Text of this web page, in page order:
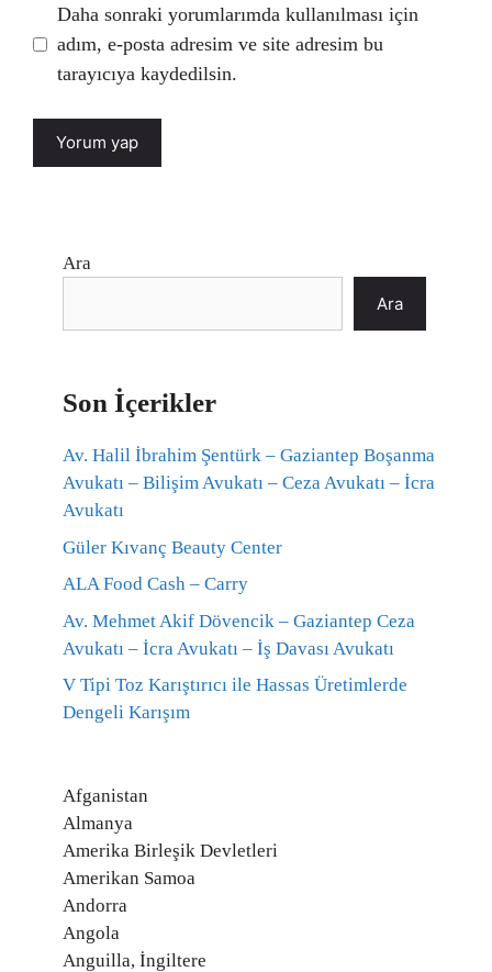
Daha sonraki yorumlarımda kullanılması için
adım, e-posta adresim ve site adresim bu
tarayıcıya kaydedilsin.
Ara
Ara
Son İçerikler
Av. Halil İbrahim Şentürk – Gaziantep Boşanma
Avukatı – Bilişim Avukatı – Ceza Avukatı – İcra
Avukatı
Güler Kıvanç Beauty Center
ALA Food Cash – Carry
Av. Mehmet Akif Dövencik – Gaziantep Ceza
Avukatı – İcra Avukatı – İş Davası Avukatı
V Tipi Toz Karıştırıcı ile Hassas Üretimlerde
Dengeli Karışım
Afganistan
Almanya
Amerika Birleşik Devletleri
Amerikan Samoa
Andorra
Angola
Anguilla, İngiltere